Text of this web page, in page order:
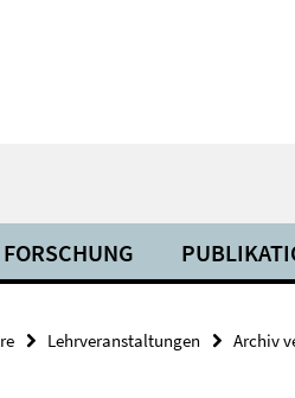
FORSCHUNG
Lehrveranstaltungen Archiv